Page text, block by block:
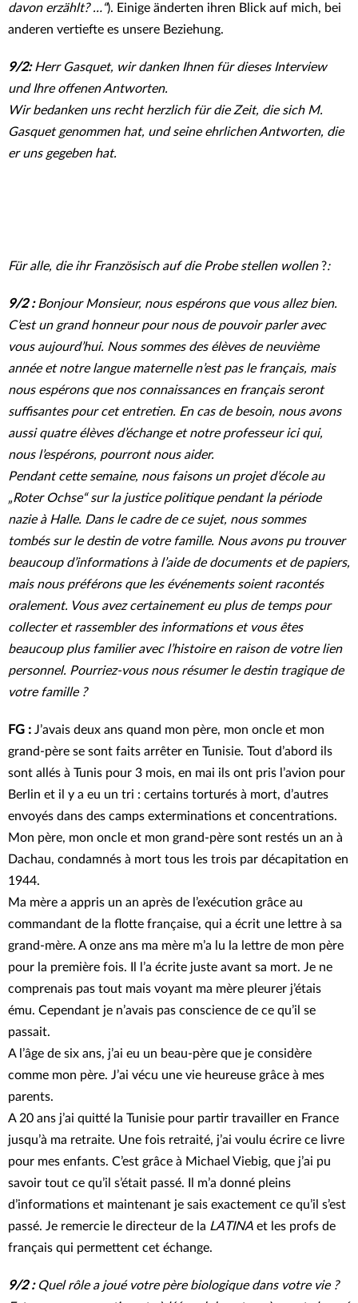
davon erzählt? …“). Einige änderten ihren Blick auf mich, bei
anderen vertiefte es unsere Beziehung.
9/2:Herr Gasquet, wir danken Ihnen für dieses Interview
und Ihre offenen Antworten.
Wir bedanken uns recht herzlich für die Zeit, die sich M.
Gasquet genommen hat, und seine ehrlichen Antworten, die
er uns gegeben hat.
Für alle, die ihr Französisch auf die Probe stellen wollen?:
9/2 :Bonjour Monsieur, nous espérons que vous allez bien.
C’est un grand honneur pour nous de pouvoir parler avec
vous aujourd’hui. Nous sommes des élèves de neuvième
année et notre langue maternelle n’est pas le français, mais
nous espérons que nos connaissances en français seront
suffisantes pour cet entretien. En cas de besoin, nous avons
aussi quatre élèves d’échange et notre professeur ici qui,
nous l’espérons, pourront nous aider.
Pendant cette semaine, nous faisons un projet d’école au
„Roter Ochse“ sur la justice politique pendant la période
nazie à Halle. Dans le cadre de ce sujet, nous sommes
tombés sur le destin de votre famille. Nous avons pu trouver
beaucoup d’informations à l’aide de documents et de papiers,
mais nous préférons que les événements soient racontés
oralement. Vous avez certainement eu plus de temps pour
collecter et rassembler des informations et vous êtes
beaucoup plus familier avec l’histoire en raison de votre lien
personnel. Pourriez-vous nous résumer le destin tragique de
votre famille ?
FG : J’avais deux ans quand mon père, mon oncle et mon
grand-père se sont faits arrêter en Tunisie. Tout d’abord ils
sont allés à Tunis pour 3 mois, en mai ils ont pris l’avion pour
Berlin et il y a eu un tri : certains torturés à mort, d’autres
envoyés dans des camps exterminations et concentrations.
Mon père, mon oncle et mon grand-père sont restés un an à
Dachau, condamnés à mort tous les trois par décapitation en
1944.
Ma mère a appris un an après de l’exécution grâce au
commandant de la flotte française, qui a écrit une lettre à sa
grand-mère. A onze ans ma mère m’a lu la lettre de mon père
pour la première fois. Il l’a écrite juste avant sa mort. Je ne
comprenais pas tout mais voyant ma mère pleurer j’étais
ému. Cependant je n’avais pas conscience de ce qu’il se
passait.
A l’âge de six ans, j’ai eu un beau-père que je considère
comme mon père. J’ai vécu une vie heureuse grâce à mes
parents.
A 20 ans j’ai quitté la Tunisie pour partir travailler en France
jusqu’à ma retraite. Une fois retraité, j’ai voulu écrire ce livre
pour mes enfants. C’est grâce à Michael Viebig, que j’ai pu
savoir tout ce qu’il s’était passé. Il m’a donné pleins
d’informations et maintenant je sais exactement ce qu’il s’est
passé. Je remercie le directeur de la LATINA et les profs de
français qui permettent cet échange.
9/2 : Quel rôle a joué votre père biologique dans votre vie ?